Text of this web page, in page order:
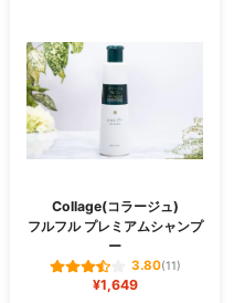
Collage(コラージュ)
フルフル プレミアムシャンプ
ー
3.80(11)
¥1,649